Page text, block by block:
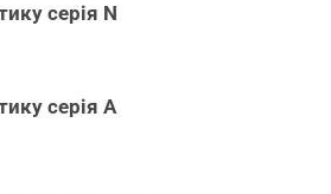
серія N
серія А